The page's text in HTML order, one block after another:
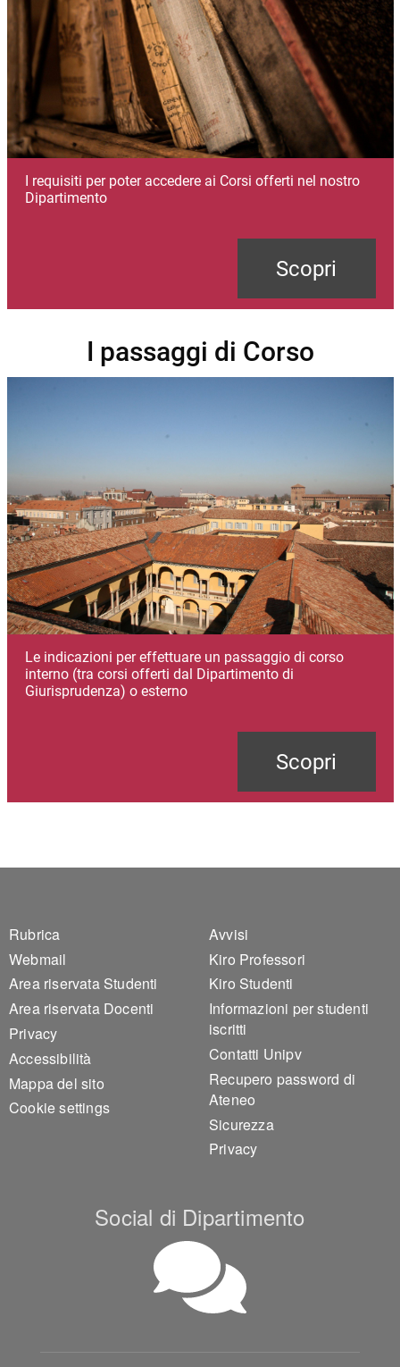
I requisiti per poter accedere ai Corsi offerti nel nostro
Dipartimento
Scopri
I passaggi di Corso
Le indicazioni per effettuare un passaggio di corso
interno (tra corsi offerti dal Dipartimento di
Giurisprudenza) o esterno
Scopri
Footer 1
Rubrica
Webmail
Area riservata Studenti
Area riservata Docenti
Privacy
Accessibilità
Mappa del sito
Cookie settings
Footer 2
Avvisi
Kiro Professori
Kiro Studenti
Informazioni per studenti
iscritti
Contatti Unipv
Recupero password di
Ateneo
Sicurezza
Privacy
Social di Dipartimento